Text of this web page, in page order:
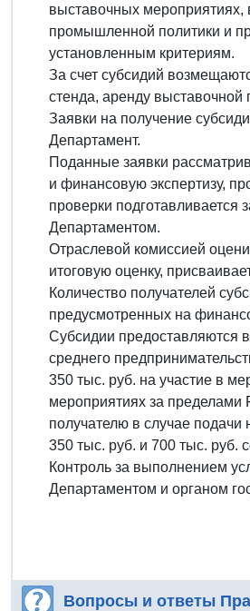
выставочных
промышленной политики и
установленным критериям.
За счет субсидий
стенда, аренду выставочной
Заявки на получение
Департамент.
Поданные заявки
и финансовую экспертизу,
проверки подготавливается
Департаментом.
Отраслевой комиссией
итоговую оценку,
Количество получателей
предусмотренных на
Субсидии предоставляются
среднего
350 тыс. руб. на участие в
мероприятиях за
получателю в случае
350 тыс. руб. и 700 тыс. руб.
Контроль за выполнением
Департаментом и органом
Вопросы и ответы